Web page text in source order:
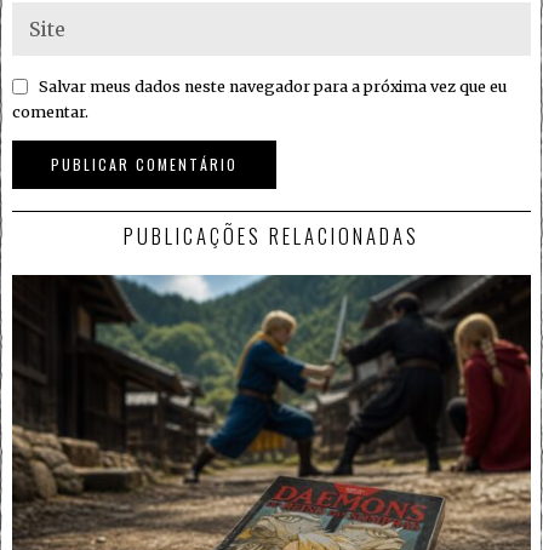
Salvar meus dados neste navegador para a próxima vez que eu
comentar.
PUBLICAÇÕES RELACIONADAS